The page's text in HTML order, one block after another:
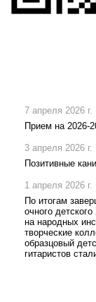
7 апреля 2026 г.
Прием на 2026-
3 апреля 2026 г.
Позитивные
1 апреля 2026 г.
По итогам
очного
на народных
творческие
образцовый
гитаристов